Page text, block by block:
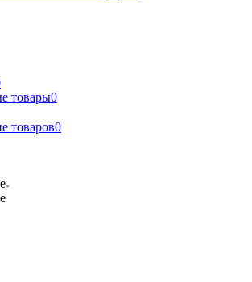
товары0
товаров0